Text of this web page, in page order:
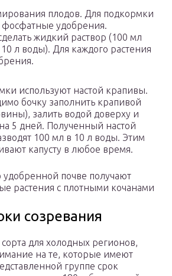
плодов. Для подкормки
удобрения.
жидкий раствор (100 мл
л воды). Для каждого растения
используют настой крапивы.
бочку заполнить крапивой
залить водой доверху и
5 дней. Полученный настой
100 мл в 10 л воды. Этим
капусту в любое время.
почве получают
растения с плотными кочанами
созревания
для холодных регионов,
на те, которые имеют
группе срок